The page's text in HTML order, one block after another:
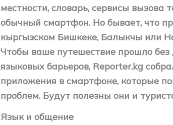
местности, словарь, сервисы вызова
обычный смартфон. Но бывает, что
кыргызском Бишкеке, Балыкчы или
Чтобы ваше путешествие прошло
языковых барьеров, Reporter.kg
приложения в смартфоне, которые
проблем. Будут полезны они и
Язык и общение